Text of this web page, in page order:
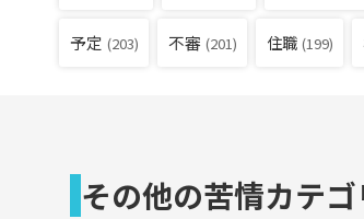
予定 (203) 不審 (201) 住職 (199)
その他の苦情カテゴ